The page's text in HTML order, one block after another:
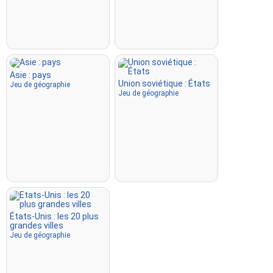
Asie : pays
Jeu de géographie Union soviétique : États
Jeu de géographie
États-Unis : les 20 plus
grandes villes
Jeu de géographie